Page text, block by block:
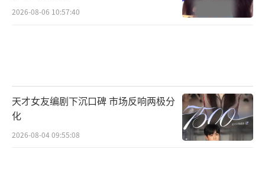
2026-08-06 10:57:40
天才女友编剧下沉口碑 市场反响两极分
化
2026-08-04 09:55:08